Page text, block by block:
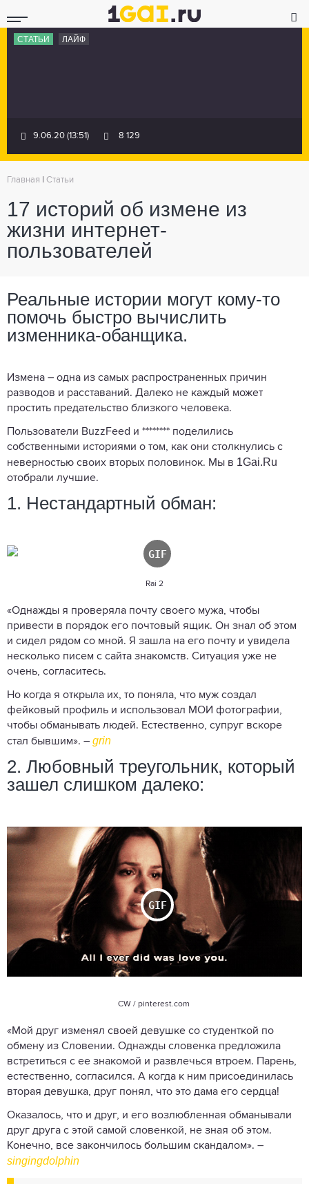
СТАТЬИ ЛАЙФ
9.06.20 (13:51) 8 129
Главная Статьи
17 историй об измене из
жизни интернет-
пользователей
Реальные истории могут кому-то
помочь быстро вычислить
изменника-обанщика.
Измена – одна из самых распространенных причин
разводов и расставаний. Далеко не каждый может
простить предательство близкого человека.
Пользователи BuzzFeed и ******** поделились
собственными историями о том, как они столкнулись с
неверностью своих вторых половинок. Мы в 1Gai.Ru
отобрали лучшие.
1. Нестандартный обман:
Rai 2
«Однажды я проверяла почту своего мужа, чтобы
привести в порядок его почтовый ящик. Он знал об этом
и сидел рядом со мной. Я зашла на его почту и увидела
несколько писем с сайта знакомств. Ситуация уже не
очень, согласитесь.
Но когда я открыла их, то поняла, что муж создал
фейковый профиль и использовал МОИ фотографии,
чтобы обманывать людей. Естественно, супруг вскоре
стал бывшим». – grin
2. Любовный треугольник, который
зашел слишком далеко:
CW / pinterest.com
«Мой друг изменял своей девушке со студенткой по
обмену из Словении. Однажды словенка предложила
встретиться с ее знакомой и развлечься втроем. Парень,
естественно, согласился. А когда к ним присоединилась
вторая девушка, друг понял, что это дама его сердца!
Оказалось, что и друг, и его возлюбленная обманывали
друг друга с этой самой словенкой, не зная об этом.
Конечно, все закончилось большим скандалом». –
singingdolphin